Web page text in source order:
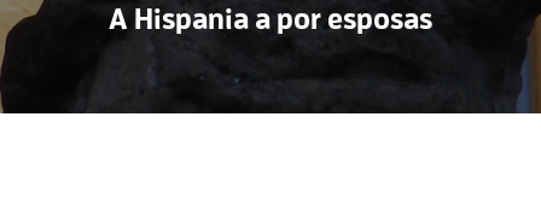
A Hispania a por esposas